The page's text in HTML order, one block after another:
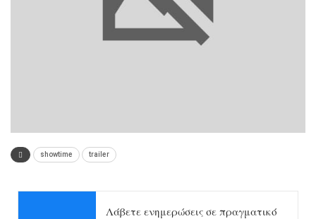
showtime trailer
Λάβετε ενημερώσεις σε πραγματικό